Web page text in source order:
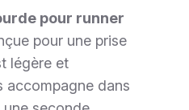
pour runner
pour une prise
légère et
accompagne dans